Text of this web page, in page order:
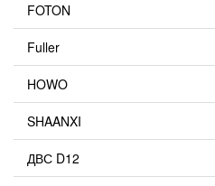
FOTON
Fuller
HOWO
SHAANXI
ДВС D12